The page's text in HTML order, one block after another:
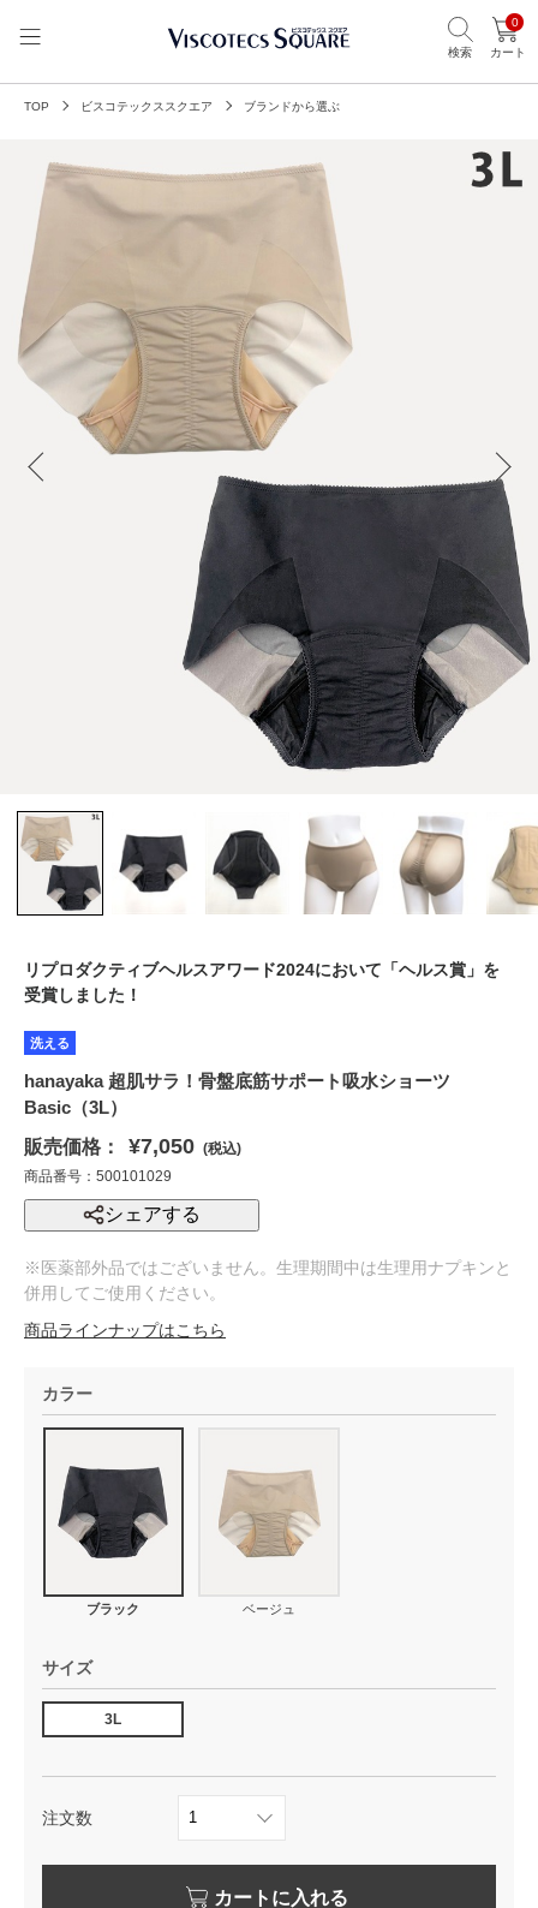
検索
0
カート
TOP ビスコテックススクエア ブランドから選ぶ
リプロダクティブヘルスアワード2024において「ヘルス賞」を
受賞しました！
洗える
hanayaka 超肌サラ！骨盤底筋サポート吸水ショーツ
Basic（3L）
販売価格：
¥7,050 (税込)
商品番号：500101029
シェアする
※医薬部外品ではございません。生理期間中は生理用ナプキンと
併用してご使用ください。
商品ラインナップはこちら
カラー
ブラック ベージュ
サイズ
3L
注文数
カートに入れる